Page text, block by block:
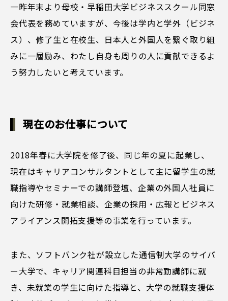
一昨年末より母校・早稲田大学ビジネススクール同窓
会代表を務めていますが、今後は学内と学外（ビジネ
ス）、修了生と在校生、日本人と外国人を繋ぐ取り組
みに一層励み、わたし自身も周りの人に貢献できるよ
う努力したいと考えています。
現在のお仕事について
2018年春に大学院を修了後、同じ年の夏に起業し、
現在はキャリアコンサルタントとして主に留学生の就
職指導やセミナーでの講師登壇、企業の外国人社員に
向けた研修・就業相談、企業の採用・広報とビジネス
アライアンス開拓支援等の事業を行っています。
また、ソフトバンク社が設立した通信制大学のサイバ
ー大学で、キャリア関連科目担当の非常勤講師に就
き、未就業の学生に向けた指導と、大学の就職支援体